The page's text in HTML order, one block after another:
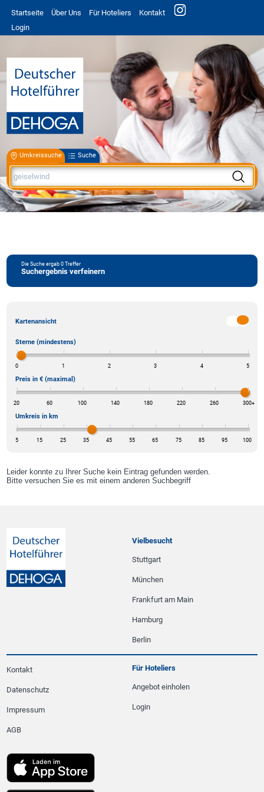
Startseite Über Uns Für Hoteliers
Kontakt
Login
Umkreissuche Suche
Leider konnte zu Ihrer Suche kein Eintrag gefunden werden.
Bitte versuchen Sie es mit einem anderen Suchbegriff
Die Suche ergab0Treffer
Suchergebnis verfeinern
Kartenansicht
Sterne (mindestens)
0 1 2 3 4 5
Preis in € (maximal)
20 60 100 140 180 220 260 300+
Umkreis in km
5 15 25 35 45 55 65 75 85 95 100
Vielbesucht
Stuttgart
München
Frankfurt am Main
Hamburg
Berlin
Kontakt
Datenschutz
Impressum
AGB
Für Hoteliers
Angebot einholen
Login